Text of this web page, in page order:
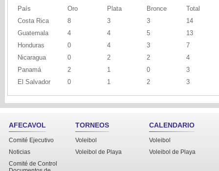
País Oro Plata Bronce
Total
Costa Rica
8 3 3
14
Guatemala
4 4 5
13
Honduras
0 4 3
7
Nicaragua
0 2 2
4
Panamá
2 1 0
3
El Salvador
0 1 2 3
AFECAVOL
Comité Ejecutivo
Noticias
Comité de Control
TORNEOS
Voleibol
Voleibol de Playa
CALENDARIO
Voleibol
Voleibol de Playa